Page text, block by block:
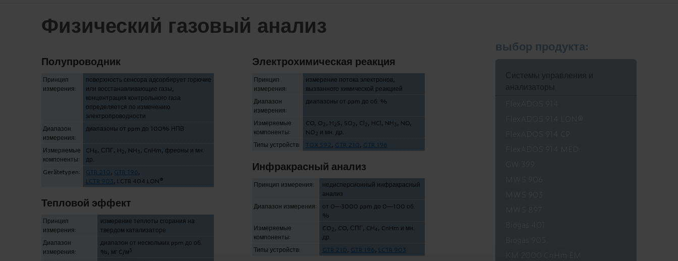
Физический газовый анализ
Полупроводник
Принцип
измерения:
поверхность сенсора адсорбирует горючие
или восстанавливающие газы,
концентрация контрольного газа
определяется по изменению
электропроводности
Диапазон
измерения:
диапазоны от ppm до 100% НПВ
Измеряемые
компоненты:
CH4, СПГ, H2, NH3, CnHm, фреоны и мн.
др.
Gerätetypen:
GTR 210, GTR 196,
LCTR 903, LCTR 404 LON®
Тепловой эффект
Принцип
измерения:
измерение теплоты сгорания на
твердом катализаторе
Диапазон
измерения:
диапазон от нескольких ppm до об.
%, мг C/м3
Электрохимическая реакция
Принцип
измерения:
измерение потока электронов,
вызванного химической реакцией
Диапазон
измерения:
диапазоны от ppm до об. %
Измеряемые
компоненты:
CO, O2, H2S, SO2, Cl2, HCl, NH3, NO,
NO2 и мн. др.
Типы устройств:
TOX 592, GTR 210, GTR 196
Инфракрасный анализ
Принцип измерения:
недисперсионный инфракрасный
анализ
Диапазон измерения:
от 0—3000 ppm до 0—100 об.
%
Измеряемые
компоненты:
CO2, CO, СПГ, CH4, CnHm и мн.
др.
Типы устройств:
GTR 210, GTR 196, LCTR 903
выбор продукта:
Системы управления и
анализаторы